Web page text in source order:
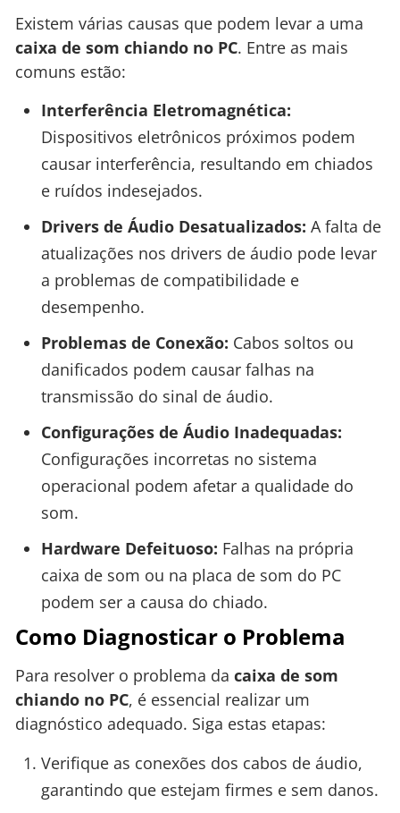
Existem várias causas que podem levar a uma
caixa de som chiando no PC. Entre as mais
comuns estão:
Interferência Eletromagnética:
Dispositivos eletrônicos próximos podem
causar interferência, resultando em chiados
e ruídos indesejados.
Drivers de Áudio Desatualizados: A falta de
atualizações nos drivers de áudio pode levar
a problemas de compatibilidade e
desempenho.
Problemas de Conexão: Cabos soltos ou
danificados podem causar falhas na
transmissão do sinal de áudio.
Configurações de Áudio Inadequadas:
Configurações incorretas no sistema
operacional podem afetar a qualidade do
som.
Hardware Defeituoso: Falhas na própria
caixa de som ou na placa de som do PC
podem ser a causa do chiado.
Como Diagnosticar o Problema
Para resolver o problema da caixa de som
chiando no PC, é essencial realizar um
diagnóstico adequado. Siga estas etapas:
Verifique as conexões dos cabos de áudio,
garantindo que estejam firmes e sem danos.